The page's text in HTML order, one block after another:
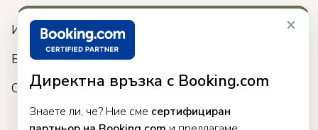
×
Директна връзка с Booking.com
Знаете ли, че? Ние сме сертифициран
Интеграции
Блог
Събития